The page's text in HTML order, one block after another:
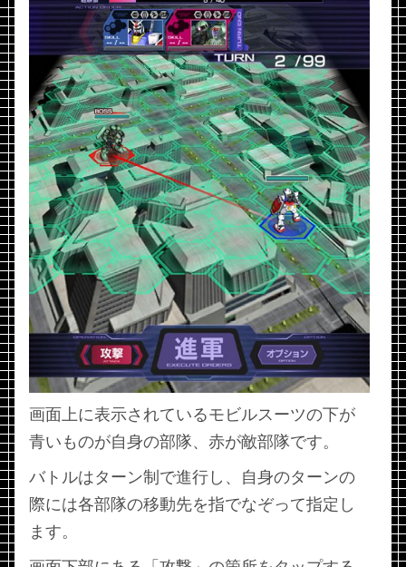
画面上に表示されているモビルスーツの下が
青いものが自身の部隊、赤が敵部隊です。
バトルはターン制で進行し、自身のターンの
際には各部隊の移動先を指でなぞって指定し
ます。